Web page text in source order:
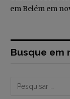
em Belém em
Busque em